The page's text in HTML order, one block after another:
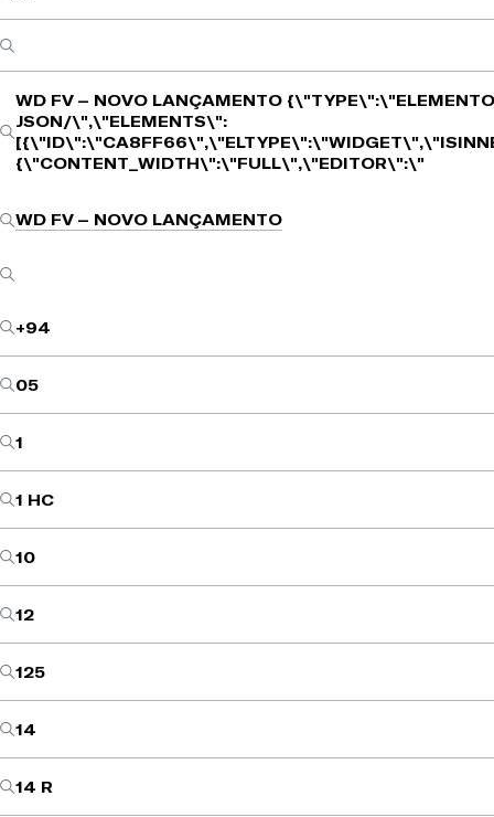
WD FV – NOVO LANÇAMENTO
JSON/\",\"ELEMENTS\":
{\"CONTENT_WIDTH\":\"FULL\",\"EDITOR\":\"
WD FV – NOVO LANÇAMENTO
+94
05
1
1 HC
10
12
125
14
14 R